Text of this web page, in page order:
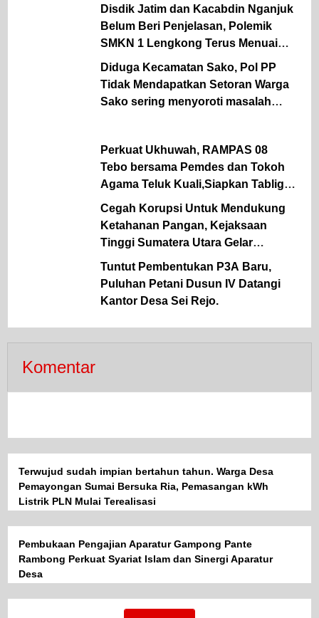
Disdik Jatim dan Kacabdin Nganjuk
Belum Beri Penjelasan, Polemik
SMKN 1 Lengkong Terus Menuai
Pertanyaan
Diduga Kecamatan Sako, Pol PP
Tidak Mendapatkan Setoran Warga
Sako sering menyoroti masalah
Perkuat Ukhuwah, RAMPAS 08
Tebo bersama Pemdes dan Tokoh
Agama Teluk Kuali,Siapkan Tabligh
Akbar UAS
Cegah Korupsi Untuk Mendukung
Ketahanan Pangan, Kejaksaan
Tinggi Sumatera Utara Gelar
Penerangan Hukum Pada Dinas
Pertanian Dan Ketahanan Pangan
Tuntut Pembentukan P3A Baru,
Puluhan Petani Dusun IV Datangi
Kantor Desa Sei Rejo.
Komentar
Terwujud sudah impian bertahun tahun. Warga Desa
Pemayongan Sumai Bersuka Ria, Pemasangan kWh
Listrik PLN Mulai Terealisasi
Pembukaan Pengajian Aparatur Gampong Pante
Rambong Perkuat Syariat Islam dan Sinergi Aparatur
Desa